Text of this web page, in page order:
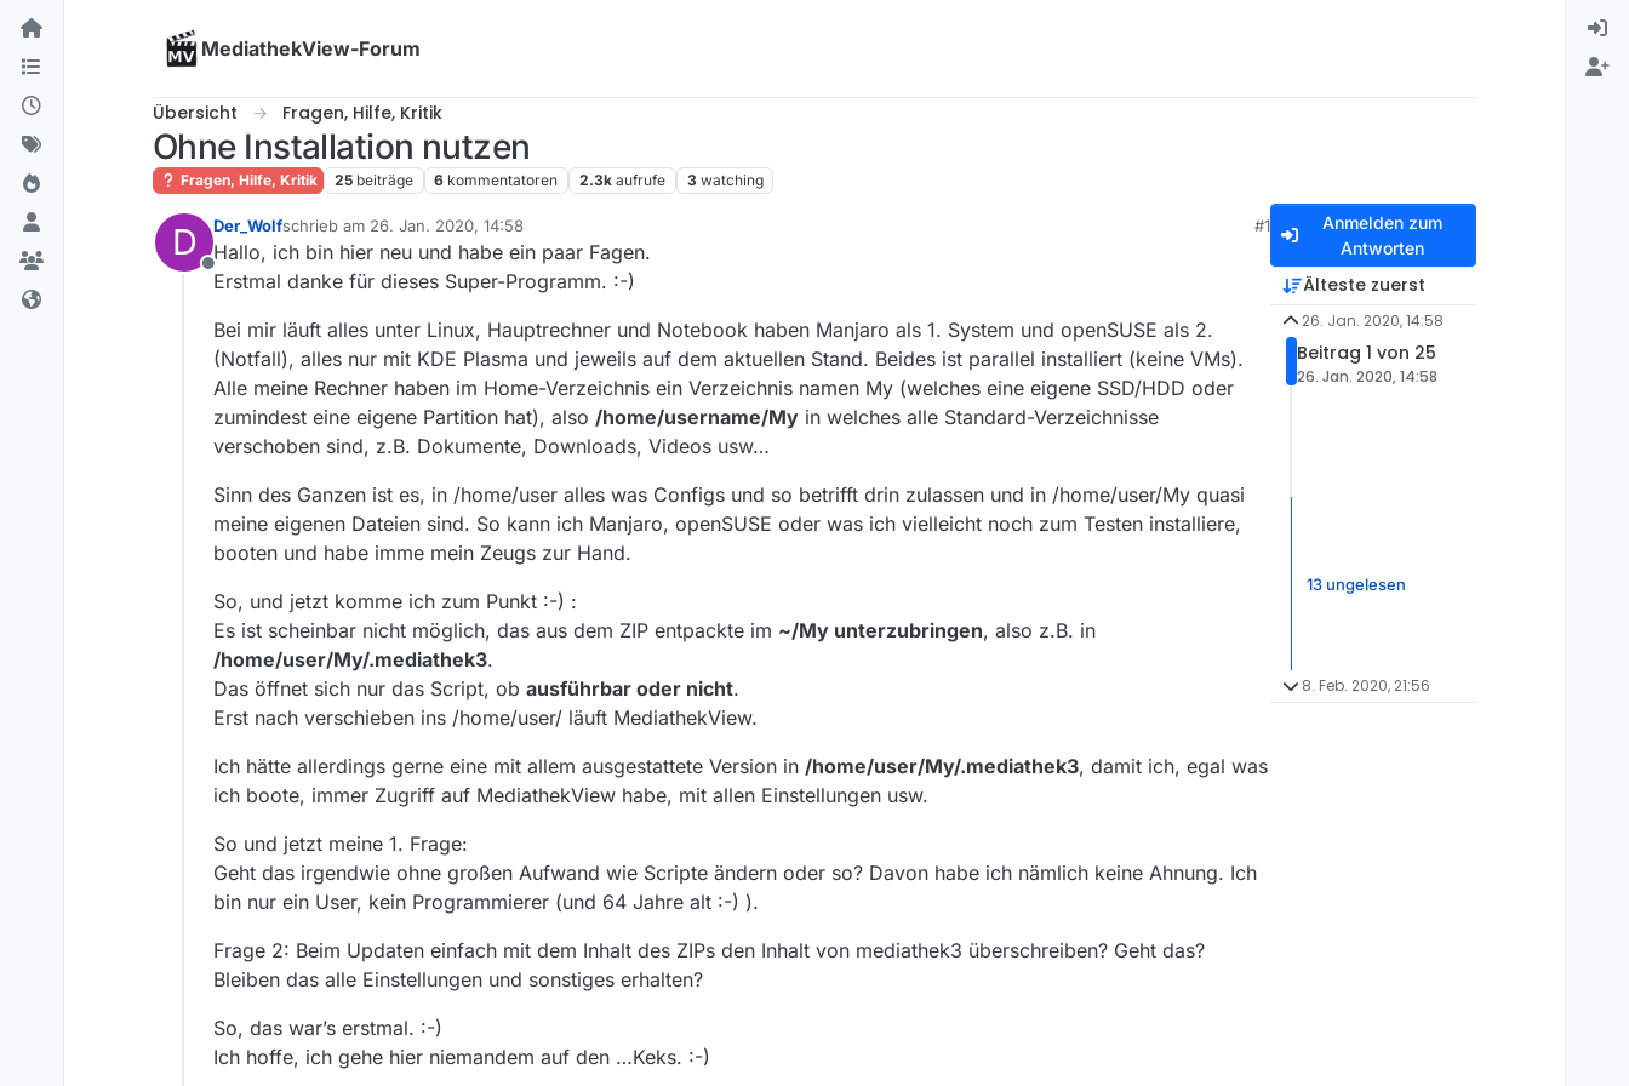
Skip to content
MediathekView-Forum
Übersicht Fragen, Hilfe, Kritik
Ohne Installation nutzen
Fragen, Hilfe, Kritik 25 beiträge 6 kommentatoren 2.3k aufrufe 3 watching
D
Offline
Der_Wolfschrieb am 26. Jan. 2020, 14:58
zuletzt editiert von
#1
Hallo, ich bin hier neu und habe ein paar Fagen.
Erstmal danke für dieses Super-Programm. :-)
Bei mir läuft alles unter Linux, Hauptrechner und Notebook haben Manjaro als 1. System und openSUSE als 2.
(Notfall), alles nur mit KDE Plasma und jeweils auf dem aktuellen Stand. Beides ist parallel installiert (keine VMs).
Alle meine Rechner haben im Home-Verzeichnis ein Verzeichnis namen My (welches eine eigene SSD/HDD oder
zumindest eine eigene Partition hat), also /home/username/My in welches alle Standard-Verzeichnisse
verschoben sind, z.B. Dokumente, Downloads, Videos usw…
Sinn des Ganzen ist es, in /home/user alles was Configs und so betrifft drin zulassen und in /home/user/My quasi
meine eigenen Dateien sind. So kann ich Manjaro, openSUSE oder was ich vielleicht noch zum Testen installiere,
booten und habe imme mein Zeugs zur Hand.
So, und jetzt komme ich zum Punkt :-) :
Es ist scheinbar nicht möglich, das aus dem ZIP entpackte im ~/My unterzubringen, also z.B. in
/home/user/My/.mediathek3.
Das öffnet sich nur das Script, ob ausführbar oder nicht.
Erst nach verschieben ins /home/user/ läuft MediathekView.
Ich hätte allerdings gerne eine mit allem ausgestattete Version in /home/user/My/.mediathek3, damit ich, egal was
ich boote, immer Zugriff auf MediathekView habe, mit allen Einstellungen usw.
So und jetzt meine 1. Frage:
Geht das irgendwie ohne großen Aufwand wie Scripte ändern oder so? Davon habe ich nämlich keine Ahnung. Ich
bin nur ein User, kein Programmierer (und 64 Jahre alt :-) ).
Frage 2: Beim Updaten einfach mit dem Inhalt des ZIPs den Inhalt von mediathek3 überschreiben? Geht das?
Bleiben das alle Einstellungen und sonstiges erhalten?
So, das war’s erstmal. :-)
Ich hoffe, ich gehe hier niemandem auf den …Keks. :-)
Anmelden zum
Antworten
Älteste zuerst
26. Jan. 2020, 14:58
Beitrag 1 von 25
26. Jan. 2020, 14:58
13 ungelesen
8. Feb. 2020, 21:56